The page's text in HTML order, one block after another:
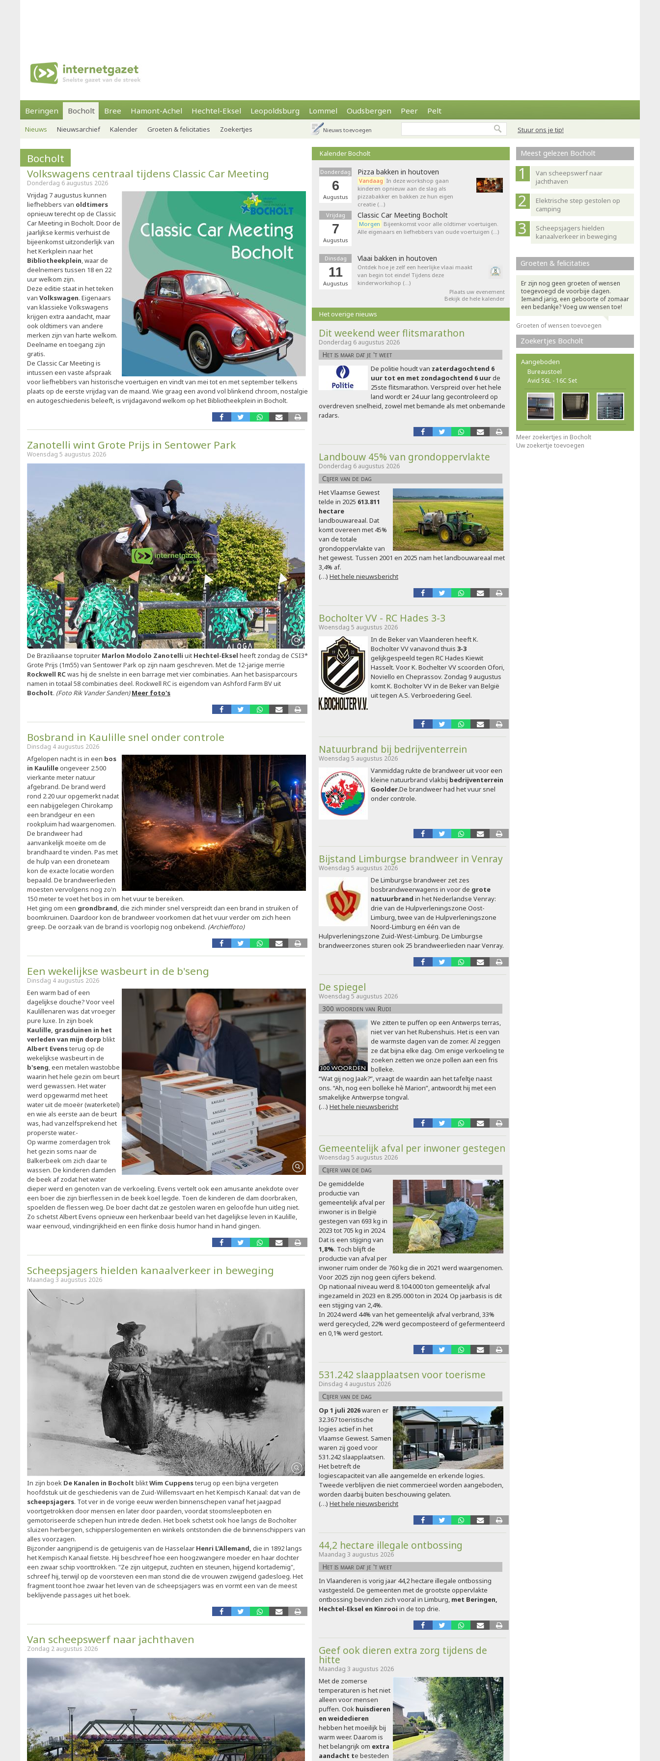
Beringen Bocholt Bree Hamont-Achel Hechtel-Eksel Leopoldsburg Lommel Oudsbergen Peer Pelt
Stuur ons je tip!
Nieuws Nieuwsarchief Kalender Groeten & felicitaties Zoekertjes Nieuws toevoegen
Bocholt
Volkswagens centraal tijdens Classic Car Meeting
Donderdag 6 augustus 2026
Vrijdag 7 augustus kunnen
liefhebbers van oldtimers
opnieuw terecht op de Classic
Car Meeting in Bocholt. Door de
jaarlijkse kermis verhuist de
bijeenkomst uitzonderlijk van
het Kerkplein naar het
Bibliotheekplein, waar de
deelnemers tussen 18 en 22
uur welkom zijn.
Deze editie staat in het teken
van Volkswagen. Eigenaars
van klassieke Volkswagens
krijgen extra aandacht, maar
ook oldtimers van andere
merken zijn van harte welkom.
Deelname en toegang zijn
gratis.
De Classic Car Meeting is
intussen een vaste afspraak
voor liefhebbers van historische voertuigen en vindt van mei tot en met september telkens
plaats op de eerste vrijdag van de maand. Wie graag een avond vol blinkend chroom, nostalgie
en autogeschiedenis beleeft, is vrijdagavond welkom op het Bibliotheekplein in Bocholt.
Zanotelli wint Grote Prijs in Sentower Park
Woensdag 5 augustus 2026
De Braziliaanse topruiter Marlon Modolo Zanotelli uit Hechtel-Eksel heeft zondag de CSI3*
Grote Prijs (1m55) van Sentower Park op zijn naam geschreven. Met de 12-jarige merrie
Rockwell RCwas hij de snelste in een barrage met vier combinaties. Aan het basisparcours
namen in totaal 58 combinaties deel. Rockwell RC is eigendom van Ashford Farm BV uit
Bocholt. (Foto Rik Vander Sanden) Meer foto's
Bosbrand in Kaulille snel onder controle
Dinsdag 4 augustus 2026
Afgelopen nacht is in een bos
in Kaulilleongeveer 2.500
vierkante meter natuur
afgebrand. De brand werd
rond 2.20 uur opgemerkt nadat
een nabijgelegen Chirokamp
een brandgeur en een
rookpluim had waargenomen.
De brandweer had
aanvankelijk moeite om de
brandhaard te vinden. Pas met
de hulp van een droneteam
kon de exacte locatie worden
bepaald. De brandweerlieden
moesten vervolgens nog zo'n
150 meter te voet het bos in om het vuur te bereiken.
Het ging om een grondbrand, die zich minder snel verspreidt dan een brand in struiken of
boomkruinen. Daardoor kon de brandweer voorkomen dat het vuur verder om zich heen
greep. De oorzaak van de brand is voorlopig nog onbekend. (Archieffoto)
Een wekelijkse wasbeurt in de b'seng
Dinsdag 4 augustus 2026
Een warm bad of een
dagelijkse douche? Voor veel
Kaulillenaren was dat vroeger
pure luxe. In zijn boek
Kaulille, grasduinen in het
verleden van mijn dorp blikt
Albert Evensterug op de
wekelijkse wasbeurt in de
b'seng, een metalen wastobbe
waarin het hele gezin om beurt
werd gewassen. Het water
werd opgewarmd met heet
water uit de moeër (waterketel)
en wie als eerste aan de beurt
was, had vanzelfsprekend het
properste water.-
Op warme zomerdagen trok
het gezin soms naar de
Balkerbeek om zich daar te
wassen. De kinderen damden
de beek af zodat het water
dieper werd en genoten van de verkoeling. Evens vertelt ook een amusante anekdote over
een boer die zijn bierflessen in de beek koel legde. Toen de kinderen de dam doorbraken,
spoelden de flessen weg. De boer dacht dat ze gestolen waren en geloofde hun uitleg niet.
Zo schetst Albert Evens opnieuw een herkenbaar beeld van het dagelijkse leven in Kaulille,
waar eenvoud, vindingrijkheid en een flinke dosis humor hand in hand gingen.
Scheepsjagers hielden kanaalverkeer in beweging
Maandag 3 augustus 2026
In zijn boek De Kanalen in Bocholt bliktWim Cuppensterug op een bijna vergeten
hoofdstuk uit de geschiedenis van de Zuid-Willemsvaart en het Kempisch Kanaal: dat van de
scheepsjagers. Tot ver in de vorige eeuw werden binnenschepen vanaf het jaagpad
voortgetrokken door mensen en later door paarden, voordat stoomsleepboten en
gemotoriseerde schepen hun intrede deden. Het boek schetst ook hoe langs de Bocholter
sluizen herbergen, schipperslogementen en winkels ontstonden die de binnenschippers van
alles voorzagen.
Bijzonder aangrijpend is de getuigenis van de Hasselaar Henri L'Allemand, die in 1892 langs
het Kempisch Kanaal fietste. Hij beschreef hoe een hoogzwangere moeder en haar dochter
een zwaar schip voorttrokken. "Ze zijn uitgeput, zuchten en steunen, hijgend kortademig",
schreef hij, terwijl op de voorsteven een man stond die de vrouwen zwijgend gadesloeg. Het
fragment toont hoe zwaar het leven van de scheepsjagers was en vormt een van de meest
beklijvende passages uit het boek.
Van scheepswerf naar jachthaven
Zondag 2 augustus 2026
Kalender Bocholt
Donderdag
6
Augustus
Pizza bakken in houtoven
Vandaag In deze workshop gaan
kinderen opnieuw aan de slag als
pizzabakker en bakken ze hun eigen
creatie (…)
Vrijdag
7
Augustus
Classic Car Meeting Bocholt
Morgen Bijeenkomst voor alle oldtimer voertuigen.
Alle eigenaars en liefhebbers van oude voertuigen (…)
Dinsdag
11
Augustus
Vlaai bakken in houtoven
Ontdek hoe je zelf een heerlijke vlaai maakt
van begin tot einde! Tijdens deze
kinderworkshop (…)
Plaats uw evenement
Bekijk de hele kalender
Het overige nieuws
Dit weekend weer flitsmarathon
Donderdag 6 augustus 2026
Het is maar dat je 't weet
De politie houdt van zaterdagochtend 6
uur tot en met zondagochtend 6 uurde
25ste flitsmarathon. Verspreid over het hele
land wordt er 24 uur lang gecontroleerd op
overdreven snelheid, zowel met bemande als met onbemande
radars.
Landbouw 45% van grondoppervlakte
Donderdag 6 augustus 2026
Cijfer van de dag
Het Vlaamse Gewest
telde in 2025 613.811
hectare
landbouwareaal. Dat
komt overeen met 45%
van de totale
grondoppervlakte van
het gewest. Tussen 2001 en 2025 nam het landbouwareaal met
3,4% af.
(…) Het hele nieuwsbericht
Bocholter VV - RC Hades 3-3
Woensdag 5 augustus 2026
In de Beker van Vlaanderen heeft K.
Bocholter VV vanavond thuis 3-3
gelijkgespeeld tegen RC Hades Kiewit
Hasselt. Voor K. Bochelter VV scoorden Ofori,
Noviello en Cheprassov. Zondag 9 augustus
komt K. Bocholter VV in de Beker van België
uit tegen A.S. Verbroedering Geel.
Natuurbrand bij bedrijventerrein
Woensdag 5 augustus 2026
Vanmiddag rukte de brandweer uit voor een
kleine natuurbrand vlakbij bedrijventerrein
Goolder.De brandweer had het vuur snel
onder controle.
Bijstand Limburgse brandweer in Venray
Woensdag 5 augustus 2026
De Limburgse brandweer zet zes
bosbrandweerwagens in voor de grote
natuurbrand in het Nederlandse Venray:
drie van de Hulpverleningszone Oost-
Limburg, twee van de Hulpverleningszone
Noord-Limburg en één van de
Hulpverleningszone Zuid-West-Limburg. De Limburgse
brandweerzones sturen ook 25 brandweerlieden naar Venray.
De spiegel
Woensdag 5 augustus 2026
300 woorden van Rudi
We zitten te puffen op een Antwerps terras,
niet ver van het Rubenshuis. Het is een van
de warmste dagen van de zomer. Al zeggen
ze dat bijna elke dag. Om enige verkoeling te
zoeken zetten we onze pollen aan een fris
bolleke.
“Wat gij nog Jaak?”, vraagt de waardin aan het tafeltje naast
ons. “Ah, nog een bolleke hè Marion”, antwoordt hij met een
smakelijke Antwerpse tongval.
(…) Het hele nieuwsbericht
Gemeentelijk afval per inwoner gestegen
Woensdag 5 augustus 2026
Cijfer van de dag
De gemiddelde
productie van
gemeentelijk afval per
inwoner is in België
gestegen van 693 kg in
2023 tot 705 kg in 2024.
Dat is een stijging van
1,8%. Toch blijft de
productie van afval per
inwoner ruim onder de 760 kg die in 2021 werd waargenomen.
Voor 2025 zijn nog geen cijfers bekend.
Op nationaal niveau werd 8.104.000 ton gemeentelijk afval
ingezameld in 2023 en 8.295.000 ton in 2024. Op jaarbasis is dit
een stijging van 2,4%.
In 2024 werd 44% van het gemeentelijk afval verbrand, 33%
werd gerecycled, 22% werd gecomposteerd of gefermenteerd
en 0,1% werd gestort.
531.242 slaapplaatsen voor toerisme
Dinsdag 4 augustus 2026
Cijfer van de dag
Op 1 juli 2026waren er
32.367 toeristische
logies actief in het
Vlaamse Gewest. Samen
waren zij goed voor
531.242 slaapplaatsen.
Het betreft de
logiescapaciteit van alle aangemelde en erkende logies.
Tweede verblijven die niet commercieel worden aangeboden,
worden daarbij buiten beschouwing gelaten.
(…) Het hele nieuwsbericht
44,2 hectare illegale ontbossing
Maandag 3 augustus 2026
Het is maar dat je 't weet
In Vlaanderen is vorig jaar 44,2 hectare illegale ontbossing
vastgesteld. De gemeenten met de grootste oppervlakte
ontbossing bevinden zich vooral in Limburg, met Beringen,
Hechtel-Eksel en Kinrooi in de top drie.
Geef ook dieren extra zorg tijdens de
hitte
Maandag 3 augustus 2026
Met de zomerse
temperaturen is het niet
alleen voor mensen
puffen. Ook huisdieren
en weidedieren
hebben het moeilijk bij
warm weer. Daarom is
het belangrijk om extra
aandacht te besteden
Meest gelezen Bocholt
Van scheepswerf naar
jachthaven
Elektrische step gestolen op
camping
Scheepsjagers hielden
kanaalverkeer in beweging
Groeten & felicitaties
Er zijn nog geen groeten of wensen
toegevoegd de voorbije dagen.
Iemand jarig, een geboorte of zomaar
een bedankje? Voeg uw wensen toe!
Groeten of wensen toevoegen
Zoekertjes Bocholt
Aangeboden
Bureaustoel
Avid S6L - 16C Set
Meer zoekertjes in Bocholt
Uw zoekertje toevoegen